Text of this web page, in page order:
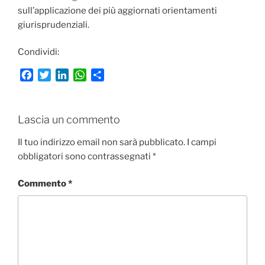
sull’applicazione dei più aggiornati orientamenti
giurisprudenziali.
Condividi:
b
o
o
t
e
r
e
d
I
W
s
A
p
i
v
i
Lascia un commento
Il tuo indirizzo email non sarà pubblicato. I campi
obbligatori sono contrassegnati *
Commento*